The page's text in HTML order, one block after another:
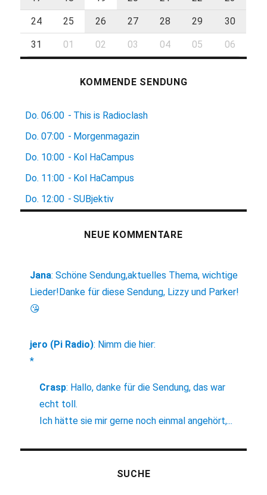
24 25 26 27 28 29 30
31 01 02 03 04 05 06
KOMMENDE SENDUNG
Do. 06:00 - This is Radioclash
Do. 07:00 - Morgenmagazin
Do. 10:00 - Kol HaCampus
Do. 11:00 - Kol HaCampus
Do. 12:00 - SUBjektiv
NEUE KOMMENTARE
Jana:Schöne Sendung,aktuelles Thema, wichtige
Lieder!Danke für diese Sendung, Lizzy und Parker!
😘
jero (Pi Radio): Nimm die hier:
*
Crasp: Hallo, danke für die Sendung, das war
echt toll.
Ich hätte sie mir gerne noch einmal angehört,...
SUCHE